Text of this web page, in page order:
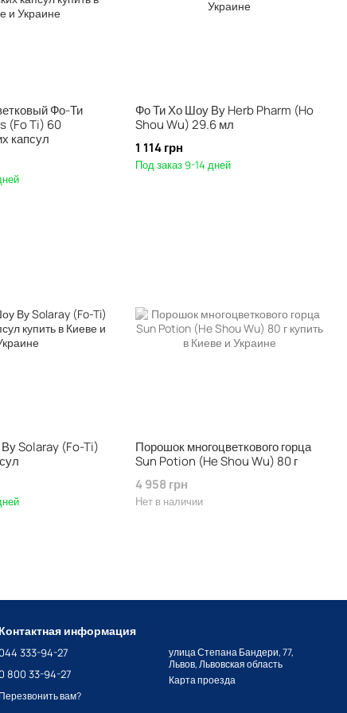
Фо-Ти
(Fo Ti) 60
капсул
Фо Ти Хо Шоу Ву Herb Pharm (Ho
Shou Wu) 29.6 мл
1 114 грн
Под заказ 9-14 дней
Solaray (Fo-Ti)
Порошок многоцветкового горца
Sun Potion (He Shou Wu) 80 г
4 958 грн
Нет в наличии
Контактная информация
044 333-94-27
0 800 33-94-27
Перезвонить вам?
улица Степана Бандери, 77,
Львов, Львовская область
Карта проезда